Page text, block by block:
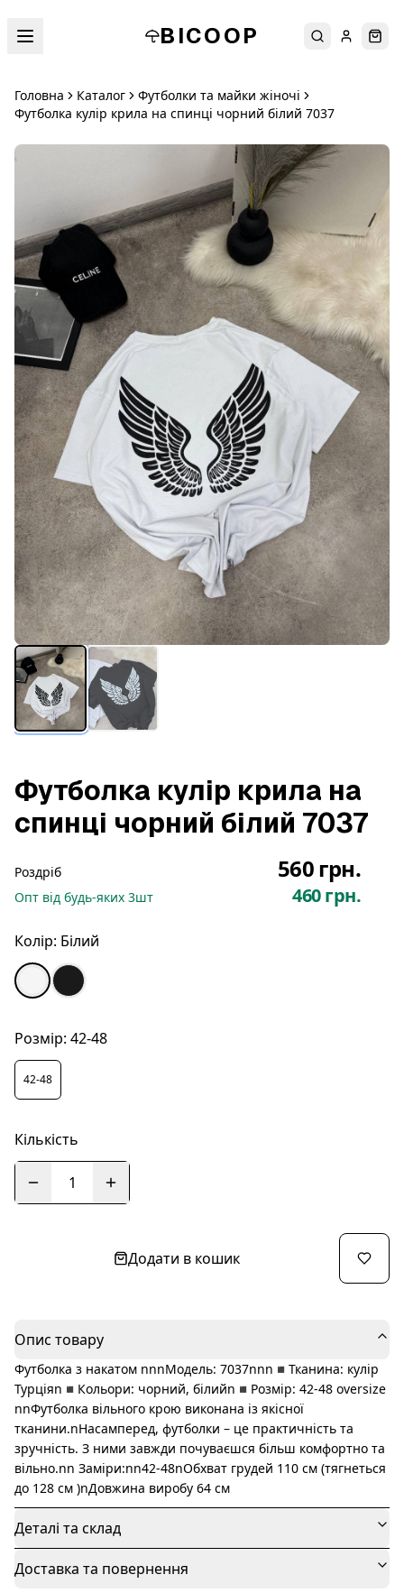
BICOOP ПошукУвійти
Головна Каталог
Футболки та майки жіночі
Футболка кулір крила на спинці чорний білий 7037
Футболка кулір крила на
спинці чорний білий 7037
Роздріб 560 грн.
Опт від будь-яких 3шт 460 грн.
Колір: Білий
Розмір: 42-48
42-48
Кількість
1
Додати в кошик
Опис товару
Футболка з накатом nnnМодель: 7037nnn◾️Тканина: кулір
Турціяn◾️Кольори: чорний, білийn◾️Розмір: 42-48 oversize
nnФутболка вільного крою виконана із якісної
тканини.nНасамперед, футболки – це практичність та
зручність. З ними завжди почуваєшся більш комфортно та
вільно.nn Заміри:nn42-48nОбхват грудей 110 см (тягнеться
до 128 см )nДовжина виробу 64 см
Деталі та склад
Доставка та повернення